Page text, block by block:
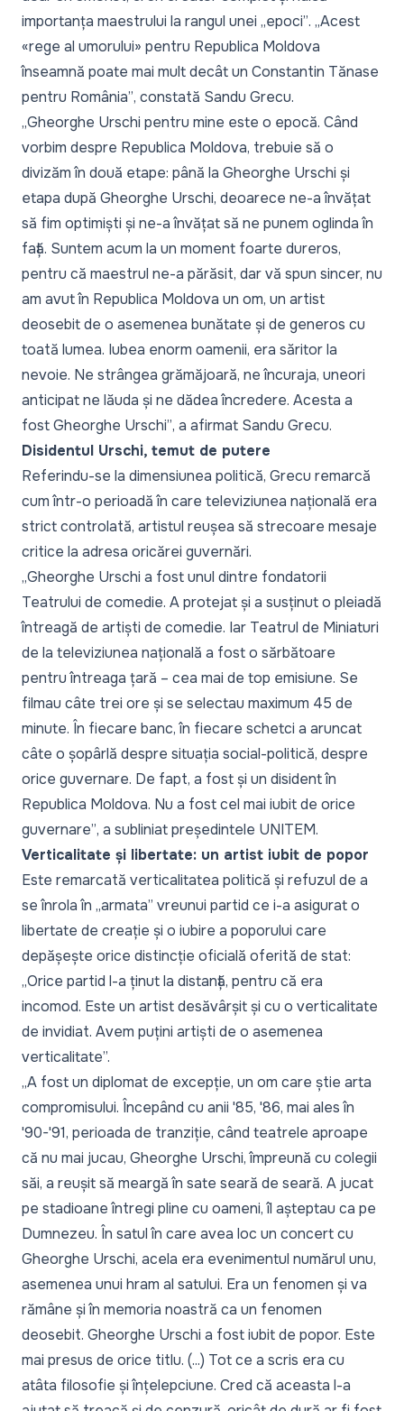
importanța maestrului la rangul unei „epoci”. „Acest
«rege al umorului» pentru Republica Moldova
înseamnă poate mai mult decât un Constantin Tănase
pentru România”, constată Sandu Grecu.
„Gheorghe Urschi pentru mine este o epocă. Când
vorbim despre Republica Moldova, trebuie să o
divizăm în două etape: până la Gheorghe Urschi și
etapa după Gheorghe Urschi, deoarece ne-a învățat
să fim optimiști și ne-a învățat să ne punem oglinda în
față. Suntem acum la un moment foarte dureros,
pentru că maestrul ne-a părăsit, dar vă spun sincer, nu
am avut în Republica Moldova un om, un artist
deosebit de o asemenea bunătate și de generos cu
toată lumea. Iubea enorm oamenii, era săritor la
nevoie. Ne strângea grămăjoară, ne încuraja, uneori
anticipat ne lăuda și ne dădea încredere. Acesta a
fost Gheorghe Urschi”, a afirmat Sandu Grecu.
Disidentul Urschi, temut de putere
Referindu-se la dimensiunea politică, Grecu remarcă
cum într-o perioadă în care televiziunea națională era
strict controlată, artistul reușea să strecoare mesaje
critice la adresa oricărei guvernări.
„Gheorghe Urschi a fost unul dintre fondatorii
Teatrului de comedie. A protejat și a susținut o pleiadă
întreagă de artiști de comedie. Iar Teatrul de Miniaturi
de la televiziunea națională a fost o sărbătoare
pentru întreaga țară – cea mai de top emisiune. Se
filmau câte trei ore și se selectau maximum 45 de
minute. În fiecare banc, în fiecare schetci a aruncat
câte o șopârlă despre situația social-politică, despre
orice guvernare. De fapt, a fost și un disident în
Republica Moldova. Nu a fost cel mai iubit de orice
guvernare”, a subliniat președintele UNITEM.
Verticalitate și libertate: un artist iubit de popor
Este remarcată verticalitatea politică și refuzul de a
se înrola în „armata” vreunui partid ce i-a asigurat o
libertate de creație și o iubire a poporului care
depășește orice distincție oficială oferită de stat:
„Orice partid l-a ținut la distanță, pentru că era
incomod. Este un artist desăvârșit și cu o verticalitate
de invidiat. Avem puțini artiști de o asemenea
verticalitate”.
„A fost un diplomat de excepție, un om care știe arta
compromisului. Începând cu anii '85, '86, mai ales în
'90-'91, perioada de tranziție, când teatrele aproape
că nu mai jucau, Gheorghe Urschi, împreună cu colegii
săi, a reușit să meargă în sate seară de seară. A jucat
pe stadioane întregi pline cu oameni, îl așteptau ca pe
Dumnezeu. În satul în care avea loc un concert cu
Gheorghe Urschi, acela era evenimentul numărul unu,
asemenea unui hram al satului. Era un fenomen și va
rămâne și în memoria noastră ca un fenomen
deosebit. Gheorghe Urschi a fost iubit de popor. Este
mai presus de orice titlu. (...) Tot ce a scris era cu
atâta filosofie și înțelepciune. Cred că aceasta l-a